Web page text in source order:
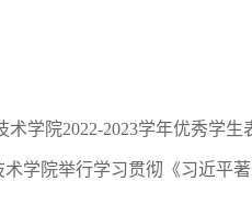
术学院2022-2023学年优秀学生
术学院举行学习贯彻《习近平